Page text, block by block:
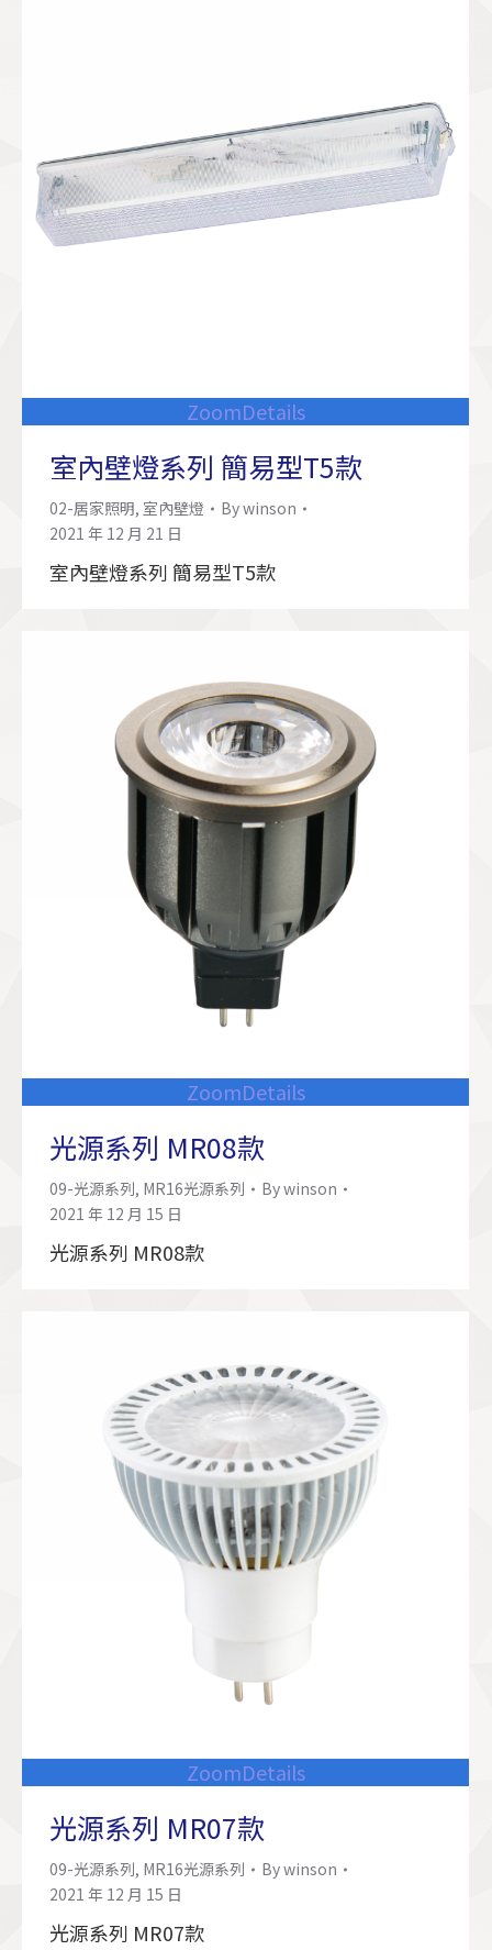
ZoomDetails
室內壁燈系列 簡易型T5款
02-居家照明, 室內壁燈 Bywinson
2021 年 12 月 21 日
室內壁燈系列 簡易型T5款
ZoomDetails
光源系列 MR08款
09-光源系列, MR16光源系列 Bywinson
2021 年 12 月 15 日
光源系列 MR08款
ZoomDetails
光源系列 MR07款
09-光源系列, MR16光源系列 Bywinson
2021 年 12 月 15 日
光源系列 MR07款